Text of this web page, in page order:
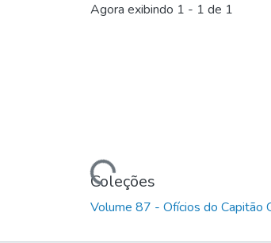
Agora exibindo 1 - 1 de 1
Carregando...Coleções
Volume 87 - Ofícios do